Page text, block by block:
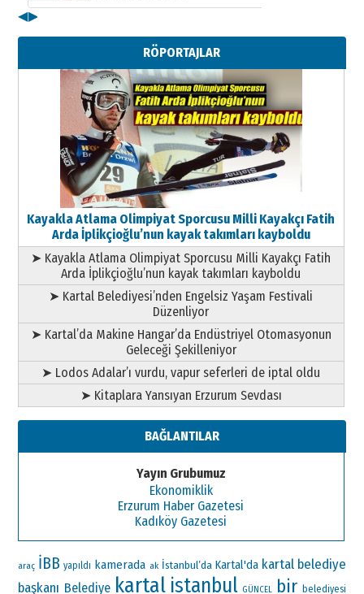
11 Mayıs 2026 Pazartesi
◀▶
RÖPORTAJLAR
Kayakla Atlama Olimpiyat Sporcusu Milli Kayakçı Fatih
Arda İplikçioğlu’nun kayak takımları kayboldu
➤ Kayakla Atlama Olimpiyat Sporcusu Milli Kayakçı Fatih
Arda İplikçioğlu’nun kayak takımları kayboldu
➤ Kartal Belediyesi’nden Engelsiz Yaşam Festivali
Düzenliyor
➤ Kartal’da Makine Hangar’da Endüstriyel Otomasyonun
Geleceği Şekilleniyor
➤ Lodos Adalar’ı vurdu, vapur seferleri de iptal oldu
➤ Kitaplara Yansıyan Erzurum Sevdası
BAĞLANTILAR
Yayın Grubumuz
Ekonomiklik
Erzurum Haber Gazetesi
Kadıköy Gazetesi
araç İBB yapıldı kamerada ak İstanbul’da Kartal'da kartal belediye
başkanı Belediye kartal istanbul GÜNCEL bir belediyesi